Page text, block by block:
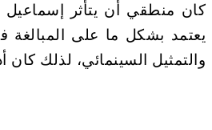
كان منطقي أن يتأثر إسماعيل
يعتمد بشكل ما على
والتمثيل السينمائي، لذلك